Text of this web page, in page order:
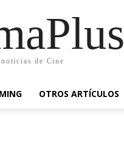
de Cine
OTROS ARTÍCULOS